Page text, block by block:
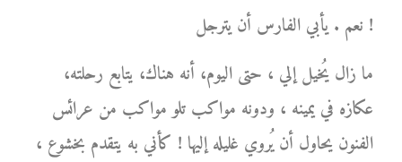
نعم . يأبي الفارس أن يترجل !
ما زال يُخيل إلي ، حتى اليوم، أنه هناك، يتابع رحلته،
عكازه في يمينه ، ودونه مواكب تلو مواكب من عرائس
الفنون يحاول أن يُروي غليله إليها ! كأني به يتقدم بخشوع ،